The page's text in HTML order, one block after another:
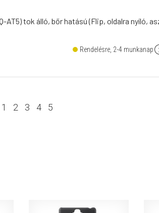
AT5) tok álló, bőr hatású (Flip, oldalra nyíló,
Rendelésre, 2-4 munkanap
1 2 3 4 5